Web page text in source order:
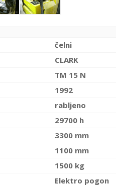
čelni
CLARK
TM 15 N
1992
rabljeno
29700 h
3300 mm
1100 mm
1500 kg
Elektro pogon